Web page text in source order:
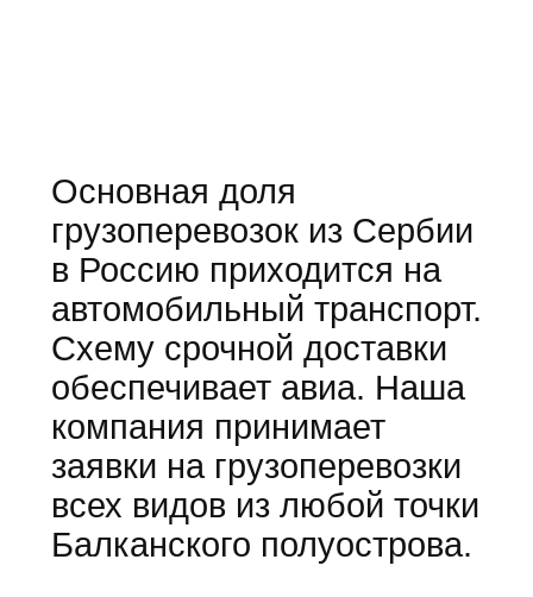
Основная доля
грузоперевозок из Сербии
в Россию приходится на
автомобильный транспорт.
Схему срочной доставки
обеспечивает авиа. Наша
компания принимает
заявки на грузоперевозки
всех видов из любой точки
Балканского полуострова.